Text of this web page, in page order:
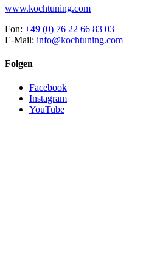
www.kochtuning.com
Fon: +49 (0) 76 22 66 83 03
E-Mail: info@kochtuning.com
Folgen
Facebook
Instagram
YouTube